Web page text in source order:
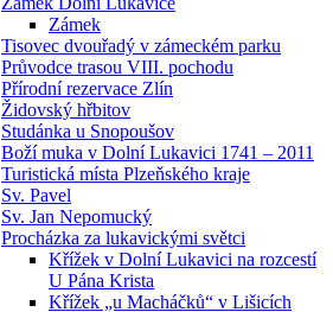
Zámek
Tisovec dvouřadý v zámeckém parku
Průvodce trasou VIII. pochodu
Přírodní rezervace Zlín
Židovský hřbitov
Studánka u Snopoušov
Boží muka v Dolní Lukavici 1741 – 2011
Turistická místa Plzeňského kraje
Sv. Pavel
Sv. Jan Nepomucký
Procházka za lukavickými světci
Křížek v Dolní Lukavici na rozcestí
U Pána Krista
Křížek „u Macháčků“ v Lišicích